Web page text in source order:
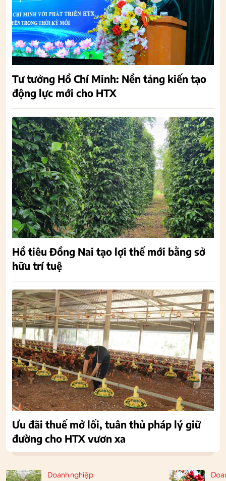
Doanh nghiệp
Tư tưởng Hồ Chí Minh: Nền tảng kiến tạo
động lực mới cho HTX
Hồ tiêu Đồng Nai tạo lợi thế mới bằng sở
hữu trí tuệ
Ưu đãi thuế mở lối, tuân thủ pháp lý giữ
đường cho HTX vươn xa